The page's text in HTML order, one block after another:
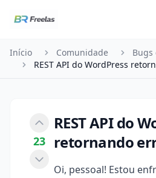
Início Comunidade
Bugs
REST API do WordPress
23
REST API do
retornando
Oi, pessoal! Estou